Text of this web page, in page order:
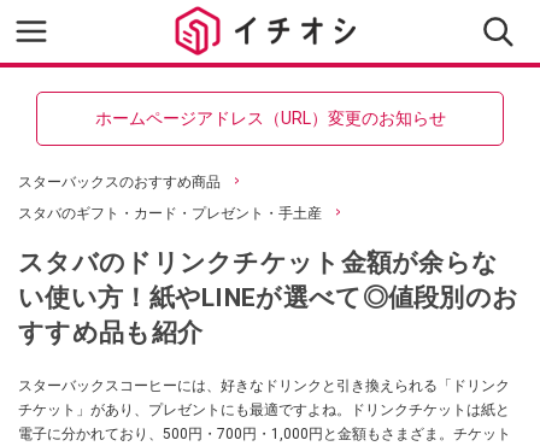
ホームページアドレス（URL）変更のお知らせ
スターバックスのおすすめ商品
スタバのギフト・カード・プレゼント・手土産
スタバのドリンクチケット金額が余らな
い使い方！紙やLINEが選べて◎値段別のお
すすめ品も紹介
スターバックスコーヒーには、好きなドリンクと引き換えられる「ドリンク
チケット」があり、プレゼントにも最適ですよね。ドリンクチケットは紙と
電子に分かれており、500円・700円・1,000円と金額もさまざま。チケット